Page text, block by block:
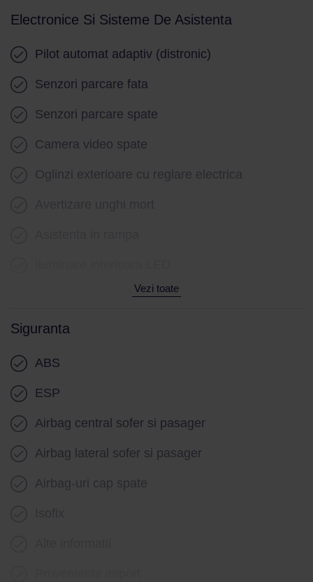
Senzor ploaie
Geamuri electrice fata
Geamuri electrice spate
Stergatoare parbriz
Electronice Si Sisteme De Asistenta
Pilot automat adaptiv (distronic)
Senzori parcare fata
Senzori parcare spate
Camera video spate
Oglinzi exterioare cu reglare electrica
Sistem Start/Stop
Senzori presiune roti
Vezi toate
Siguranta
ABS
ESP
Airbag central sofer si pasager
Airbag lateral sofer si pasager
Airbag-uri cap spate